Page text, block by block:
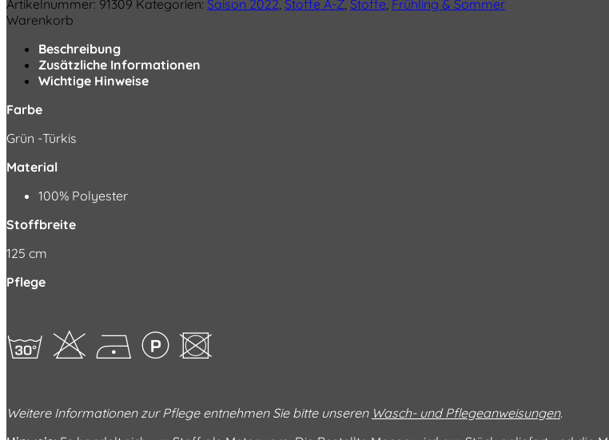
Artikelnummer: 91309 Kategorien: Saison 2022 Stoffe A-Z Stoffe Frühling & Sommer
Warenkorb
Beschreibung
Zusätzliche Informationen
Wichtige Hinweise
Farbe
Grün -Türkis
Material
100% Polyester
Stoffbreite
125 cm
Pflege
gHDLU
Weitere Informationen zur Pflege entnehmen Sie bitte unseren Wasch- und Pflegeanweisungen.